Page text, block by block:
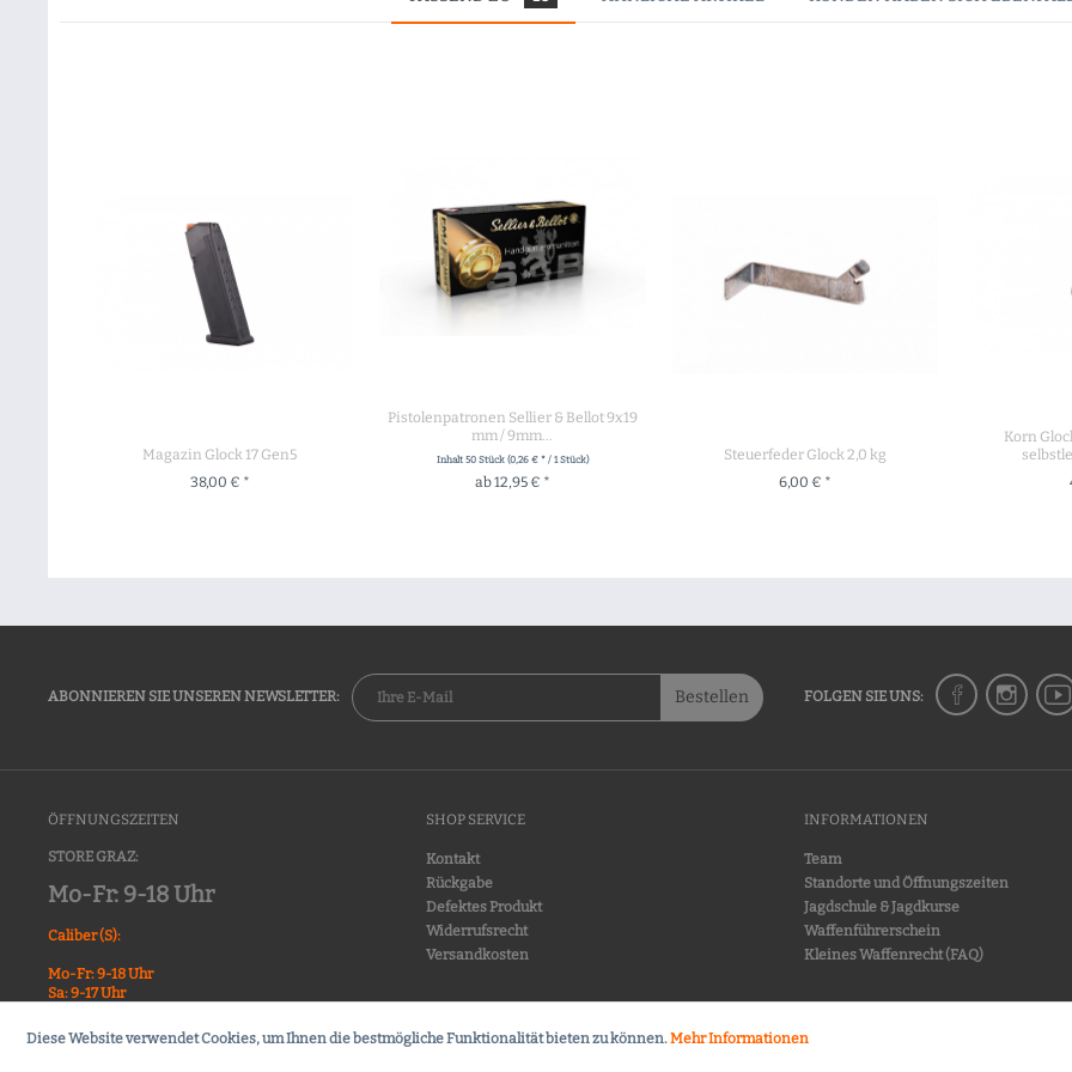
Magazin Glock 17 Gen5
38,00 € *
Pistolenpatronen Sellier & Bellot 9x19
mm / 9mm...
Inhalt 50 Stück (0,26 € * / 1 Stück)
ab 12,95 € *
Steuerfeder Glock 2,0 kg
6,00 € *
Korn
ABONNIEREN SIE UNSEREN NEWSLETTER: Bestellen FOLGEN SIE UNS:
ÖFFNUNGSZEITEN
STORE GRAZ:
Mo-Fr: 9-18 Uhr
Caliber (S):
Mo-Fr: 9-18 Uhr
Sa: 9-17 Uhr
SHOP SERVICE
Kontakt
Rückgabe
Defektes Produkt
Widerrufsrecht
Versandkosten
INFORMATIONEN
Team
Standorte und Öffnungszeiten
Jagdschule & Jagdkurse
Waffenführerschein
Kleines Waffenrecht (FAQ)
Diese Website verwendet Cookies, um Ihnen die bestmögliche Funktionalität bieten zu können.Mehr Informationen